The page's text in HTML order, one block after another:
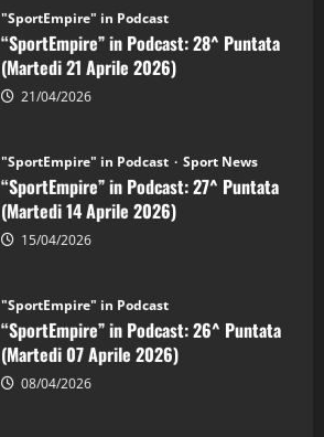
"SportEmpire" in Podcast
“SportEmpire” in Podcast: 28^ Puntata
(Martedi 21 Aprile 2026)
21/04/2026
"SportEmpire" in Podcast Sport News
“SportEmpire” in Podcast: 27^ Puntata
(Martedi 14 Aprile 2026)
15/04/2026
"SportEmpire" in Podcast
“SportEmpire” in Podcast: 26^ Puntata
(Martedi 07 Aprile 2026)
08/04/2026